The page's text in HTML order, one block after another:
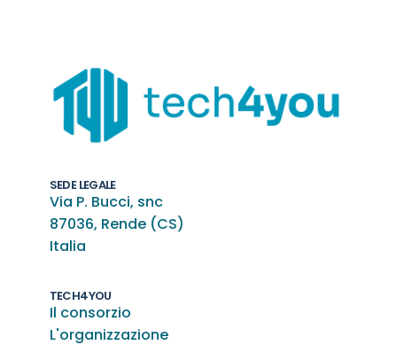
SEDE LEGALE
Via P. Bucci, snc
87036, Rende (CS)
Italia
TECH4YOU
Il consorzio
L'organizzazione